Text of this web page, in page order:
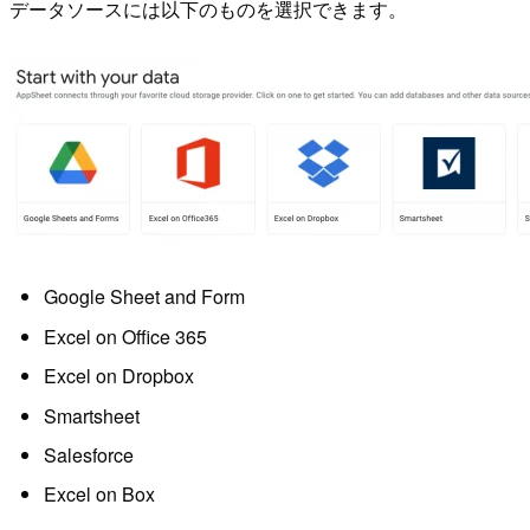
データソースには以下のものを選択できます。
Google Sheet and Form
Excel on Office 365
Excel on Dropbox
Smartsheet
Salesforce
Excel on Box